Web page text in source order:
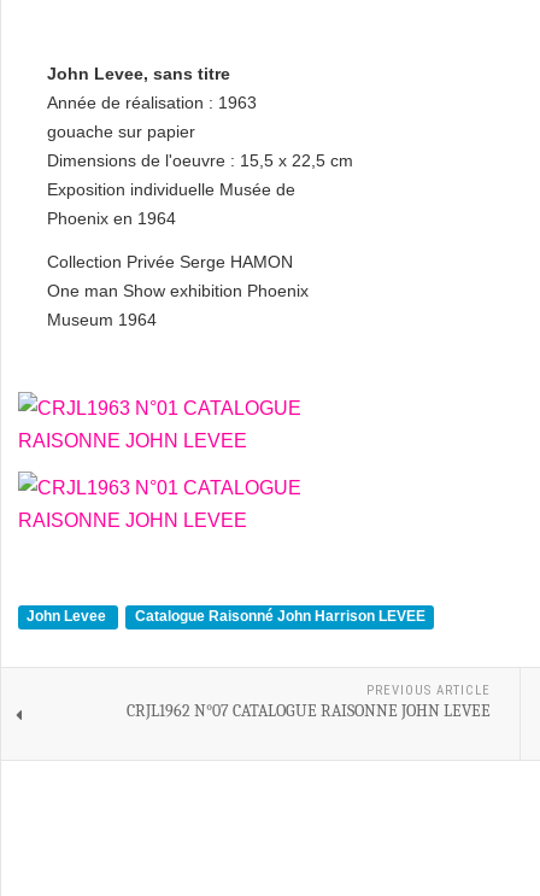
John Levee, sans titre
Année de réalisation : 1963
gouache sur papier
Dimensions de l'oeuvre : 15,5 x 22,5 cm
Exposition individuelle Musée de
Phoenix en 1964
Collection Privée Serge HAMON
One man Show exhibition Phoenix
Museum 1964
John Levee Catalogue Raisonné John Harrison LEVEE
PREVIOUS ARTICLE
CRJL1962 N°07 CATALOGUE RAISONNE JOHN LEVEE